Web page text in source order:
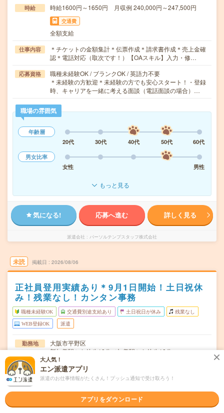
時給 時給1600円～1650円 月収例 240,000円～247,500円
交通費
全額支給
仕事内容
＊チケットの金額集計＊伝票作成＊請求書作成＊売上金確
認＊電話対応（取次です！）【OAスキル】入力・修…
応募資格
職種未経験OK / ブランクOK / 英語力不要
＊未経験の方歓迎＊未経験の方でも安心スタート！・登録
時、キャリアを一緒に考える面談（電話面談の場合）…
職場の雰囲気
年齢層
20代
30代 40代 50代
60代
男女比率
女性
男性
もっと見る
気になる! 応募へ進む 詳しく見る
派遣会社 パーソルテンプスタッフ株式会社
未読 掲載日 2026/08/06
正社員登用実績あり＊9月1日開始！土日祝休
み！残業なし！カンタン事務
職種未経験OK 交通費別途支給あり 土日祝日が休み 残業なし
WEB登録OK 派遣
勤務地
大阪市平野区
新加美駅から徒歩10分／加美駅から徒歩10分
曜日頻度 月～金（週5日）
時間
09:00～17:05(実働7時間 休憩1時間05分)※10時からと15
時から110分ずつ休憩あり …
期間
2026年09月上旬～長期 産育休の為、1年ぐらいだが延長
大人気！
エン派遣アプリ
派遣のお仕事情報がたくさん！プッシュ通知で受け取ろう！
アプリをダウンロード